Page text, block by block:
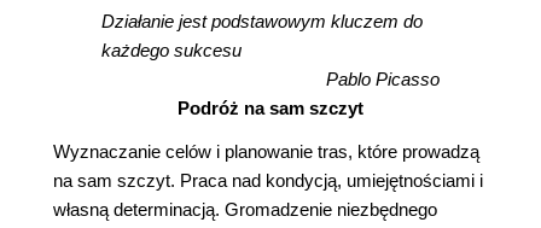
Działanie jest podstawowym kluczem do
każdego sukcesu
Pablo Picasso
Podróż na sam szczyt
Wyznaczanie celów i planowanie tras, które prowadzą
na sam szczyt. Praca nad kondycją, umiejętnościami i
własną determinacją. Gromadzenie niezbędnego